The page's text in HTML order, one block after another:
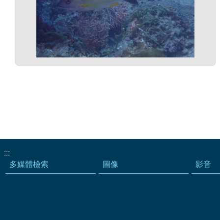
:::
多媒體檢索
圖像 影音